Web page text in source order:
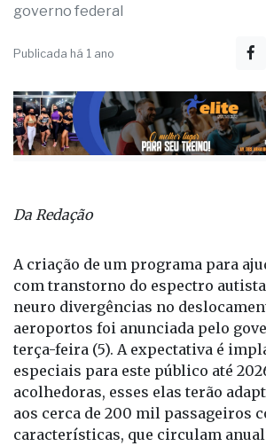
governo federal
Publicada há 1 ano
Da Redação
A criação de um programa para
com transtorno do espectro
neuro divergências no
aeroportos foi anunciada pelo
terça-feira (5). A expectativa é
especiais para este público até
acolhedoras, esses elas terão
aos cerca de 200 mil passageiros
características, que circulam